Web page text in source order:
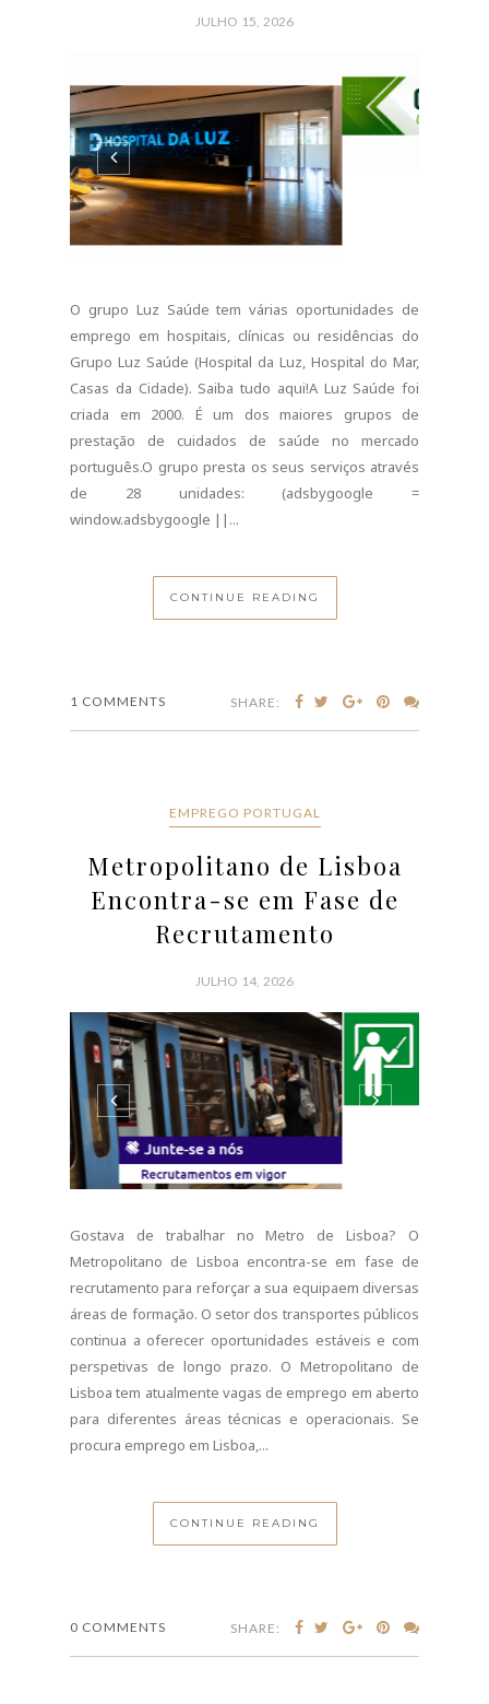
O grupo Luz Saúde tem várias oportunidades de
emprego em hospitais, clínicas ou residências do
Grupo Luz Saúde (Hospital da Luz, Hospital do Mar,
Casas da Cidade). Saiba tudo aqui!A Luz Saúde foi
criada em 2000. É um dos maiores grupos de
português.O grupo presta os seus serviços através
de 28 unidades: (adsbygoogle =
window.adsbygoogle ||...
CONTINUE READING
Metropolitano de Lisboa
Encontra-se em Fase de
JULHO 14, 2026
Gostava de trabalhar no Metro de Lisboa? O
Metropolitano de Lisboa encontra-se em fase de
recrutamento para reforçar a sua equipaem diversas
áreas de formação. O setor dos transportes públicos
continua a oferecer oportunidades estáveis e com
perspetivas de longo prazo. O Metropolitano de
Lisboa tem atualmente vagas de emprego em aberto
para diferentes áreas técnicas e operacionais. Se
9 Melhores Plataformas
como Freelancer em
Portugal